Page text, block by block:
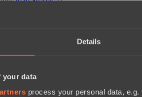
Details
your data
process your personal data,